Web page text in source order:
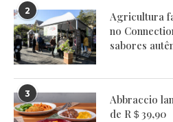
2
Agricultura
no
sabores
3
Abbraccio
de R＄39,90